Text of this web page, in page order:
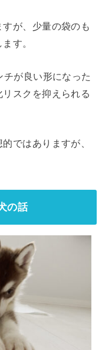
が、少量の袋のも
す。
が良い形になった
スクを抑えられる
ではありますが、
の話